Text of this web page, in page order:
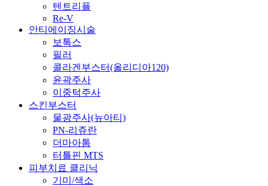
텐트리플
Re-V
안티에이징시술
보톡스
필러
콜라겐부스터(올리디아120)
윤곽주사
이중턱주사
스킨부스터
물광주사(뉴아티)
PN-리쥬란
더마아톰
터틀핀 MTS
피부치료 클리닉
기미/색소